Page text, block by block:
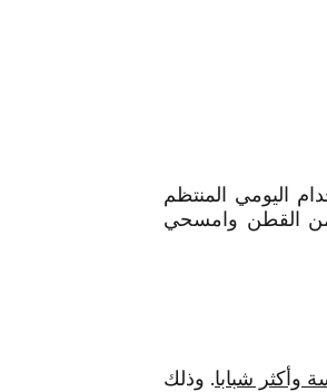
اليومي المنتظم
القطن وامسحي
وأكثر شبابا. وذلك